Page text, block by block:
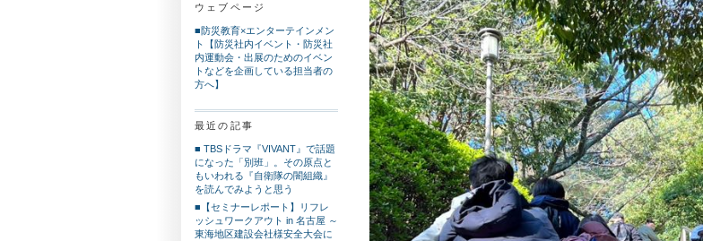
ウェブページ
■防災教育×エンターテインメン
ト【防災社内イベント・防災社
内運動会・出展のためのイベン
トなどを企画している担当者の
方へ】
最近の記事
■ TBSドラマ『VIVANT』で話題
になった「別班」。その原点と
もいわれる『自衛隊の闇組織』
を読んでみようと思う
■【セミナーレポート】リフレ
ッシュワークアウト in 名古屋 ～
東海地区建設会社様安全大会に